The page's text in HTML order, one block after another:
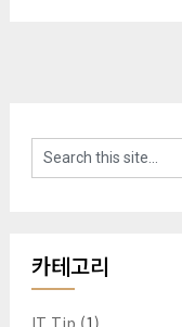
카테고리